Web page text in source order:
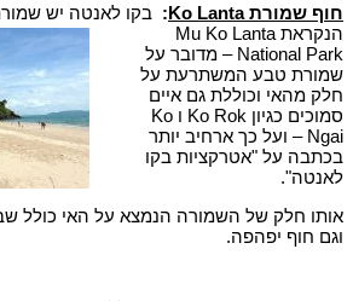
חוף שמורת Ko Lanta : בקו לאנטה יש
הנקראת Mu Ko Lanta
National Park – מדובר על
שמורת טבע המשתרעת על
חלק מהאי וכוללת גם איים
סמוכים כגיון Ko Rok ו Ko
Ngai – ועל כך ארחיב יותר
בכתבה על "אטרקציות בקו
לאנטה".
אותו חלק של השמורה הנמצא על האי כולל
וגם חוף יפהפה.